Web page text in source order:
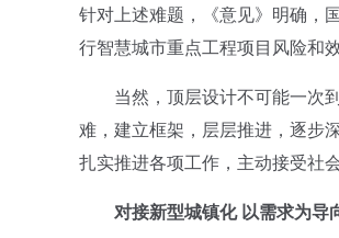
针对上述难题，《意见》明确，
行智慧城市重点工程项目风险和
当然，顶层设计不可能一次到
难，建立框架，层层推进，逐步
扎实推进各项工作，主动接受社
对接新型城镇化 以需求为导